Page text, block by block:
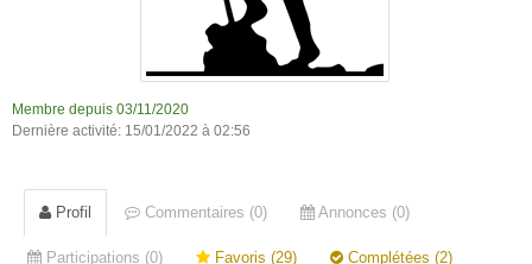
Membre depuis 03/11/2020
Dernière activité: 15/01/2022 à 02:56
Profil Commentaires (0) Annonces (0)
Participations (0) Favoris (29) Complétées (2)